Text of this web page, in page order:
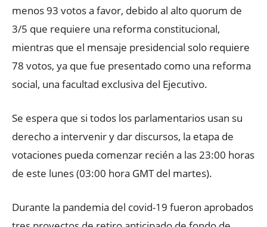
menos 93 votos a favor, debido al alto quorum de
3/5 que requiere una reforma constitucional,
mientras que el mensaje presidencial solo requiere
78 votos, ya que fue presentado como una reforma
social, una facultad exclusiva del Ejecutivo.
Se espera que si todos los parlamentarios usan su
derecho a intervenir y dar discursos, la etapa de
votaciones pueda comenzar recién a las 23:00 horas
de este lunes (03:00 hora GMT del martes).
Durante la pandemia del covid-19 fueron aprobados